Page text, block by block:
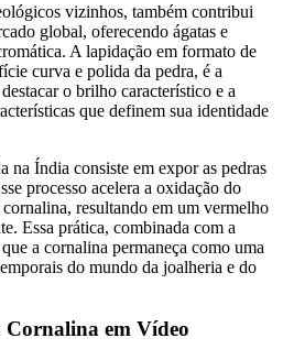
vizinhos, também contribui
global, oferecendo ágatas e
A lapidação em formato de
curva e polida da pedra, é a
o brilho característico e a
que definem sua identidade
na Índia consiste em expor as pedras
processo acelera a oxidação do
resultando em um vermelho
Essa prática, combinada com a
a cornalina permaneça como uma
do mundo da joalheria e do
em Vídeo